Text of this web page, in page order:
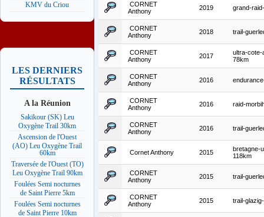
KMV du Criou
LES DERNIERS
RÉSULTATS
A la Réunion
Sakikour (SK) Leu
Oxygène Trail 30km
Ascension de l'Ouest
(AO) Leu Oxygène Trail
60km
Traversée de l'Ouest (TO)
Leu Oxygène Trail 90km
Foulées Semi nocturnes
de Saint Pierre 5km
Foulées Semi nocturnes
de Saint Pierre 10km
CORNET
Anthony
2019 grand-
CORNET
Anthony
2018 trail-
CORNET
Anthony
2017
ultra-cote-
78km
CORNET
Anthony
2016
CORNET
Anthony
2016 raid-
CORNET
Anthony
2016 trail-
Cornet Anthony 2015
bretagne-
118km
CORNET
Anthony
2015 trail-
CORNET
Anthony
2015 trail-